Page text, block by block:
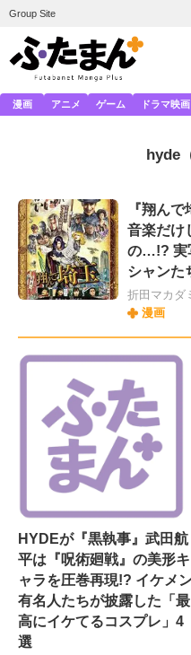
Group Site
漫画 アニメ ゲーム ドラマ映画
hyde
『翔ん
音楽だけ
の…!? 実
シャンた
折田マカダ
漫画
HYDEが『黒執事』武田航
平は『呪術廻戦』の美形キ
ャラを圧巻再現!? イケメ
有名人たちが披露した「最
高にイケてるコスプレ」4
選